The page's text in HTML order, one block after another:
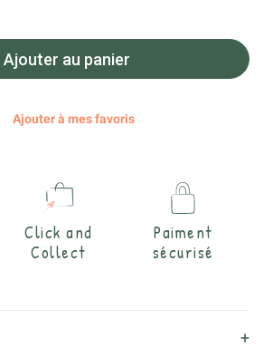
Ajouter au panier
Ajouter à mes favoris
Click and
Collect
Paiment
sécurisé